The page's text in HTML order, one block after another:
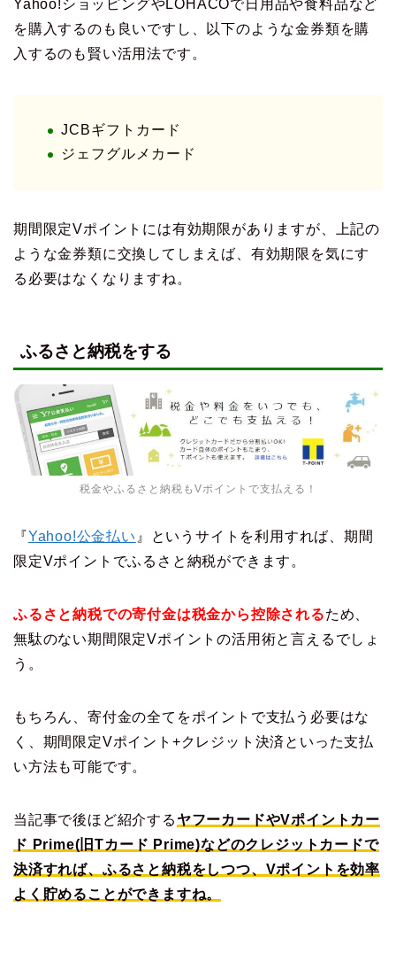
Yahoo!ショッピングやLOHACOで日用品や食料品など
を購入するのも良いですし、以下のような金券類を購
入するのも賢い活用法です。
JCBギフトカード
ジェフグルメカード
期間限定Vポイントには有効期限がありますが、上記の
ような金券類に交換してしまえば、有効期限を気にす
る必要はなくなりますね。
ふるさと納税をする
税金やふるさと納税もVポイントで支払える！
『Yahoo!公金払い 』というサイトを利用すれば、期間
限定Vポイントでふるさと納税ができます。
ふるさと納税での寄付金は税金から控除されるため、
無駄のない期間限定Vポイントの活用術と言えるでしょ
う。
もちろん、寄付金の全てをポイントで支払う必要はな
く、期間限定Vポイント+クレジット決済といった支払
い方法も可能です。
当記事で後ほど紹介する ヤフーカードやVポイントカー
ド Prime(旧Tカード Prime)などのクレジットカードで
決済すれば、ふるさと納税をしつつ、Vポイントを効率
よく貯めることができますね。